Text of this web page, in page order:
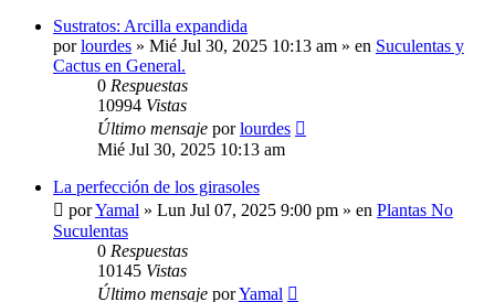
Sustratos: Arcilla expandida
porlourdes » Mié Jul 30, 2025 10:13 am » en Suculentas y
Cactus en General.
0 Respuestas
10994 Vistas
Último mensaje porlourdes
Mié Jul 30, 2025 10:13 am
La perfección de los girasoles
porYamal » Lun Jul 07, 2025 9:00 pm » en Plantas No
Suculentas
0 Respuestas
10145 Vistas
Último mensaje porYamal